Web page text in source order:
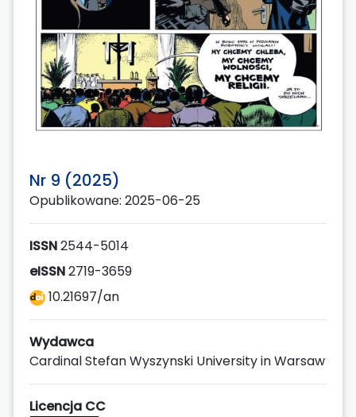
Nr 9 (2025)
Opublikowane: 2025-06-25
ISSN2544-5014
eISSN2719-3659
10.21697/an
Wydawca
Cardinal Stefan Wyszynski University in Warsaw
Licencja CC